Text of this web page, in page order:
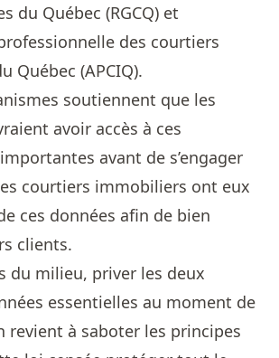
du Québec (RGCQ) et
des courtiers
Québec (APCIQ).
soutiennent que les
avoir accès à ces
avant de s’engager
courtiers immobiliers ont eux
ces données afin de bien
clients.
du milieu, priver les deux
essentielles au moment de
revient à saboter les principes